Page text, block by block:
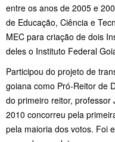
entre os anos de 2005 e
de Educação, Ciência e
MEC para criação de dois
deles o Instituto Federal
Participou do projeto de
goiana como Pró-Reitor de
do primeiro reitor, professor
2010 concorreu pela
pela maioria dos votos. Foi